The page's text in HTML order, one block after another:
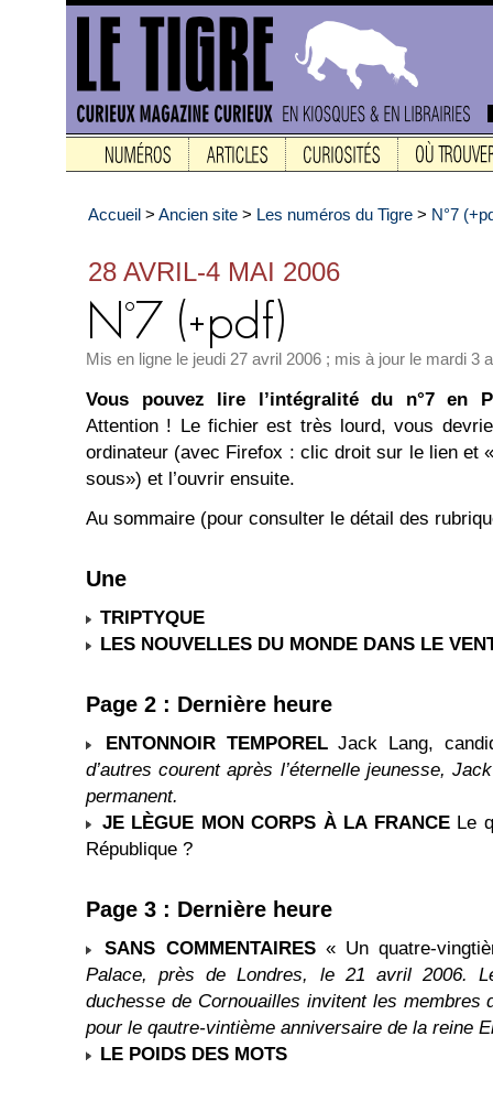
Accueil > Ancien site > Les numéros du Tigre > N°7
28 AVRIL-4 MAI 2006
Mis en ligne le jeudi 27 avril 2006 ; mis à jour le mardi 3
Vous pouvez lire l’intégralité du n°7 en
Attention ! Le fichier est très lourd, vous
ordinateur (avec Firefox : clic droit sur le lien et
sous») et l’ouvrir ensuite.
Au sommaire (pour consulter le détail des
Une
TRIPTYQUE
LES NOUVELLES DU MONDE DANS LE
Page 2 : Dernière heure
ENTONNOIR TEMPORELJack Lang,
d’autres courent après l’éternelle jeunesse,
permanent.
JE LÈGUE MON CORPS À LA FRANCELe
République ?
Page 3 : Dernière heure
SANS COMMENTAIRES« Un quatre-
Palace, près de Londres, le 21 avril 2006.
duchesse de Cornouailles invitent les membres
pour le qautre-vintième anniversaire de la reine
LE POIDS DES MOTS